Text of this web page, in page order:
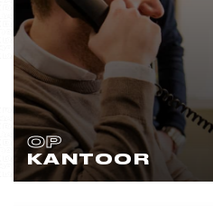
OP
KANTOOR